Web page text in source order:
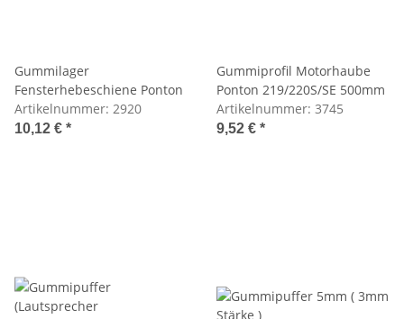
Gummilager
Fensterhebeschiene Ponton
Artikelnummer: 2920
10,12 € *
Gummiprofil Motorhaube
Ponton 219/220S/SE 500mm
Artikelnummer: 3745
9,52 € *